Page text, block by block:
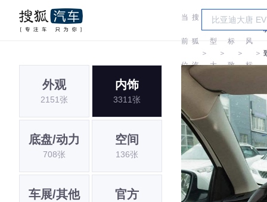
当
前
位
搜
狐
汽
车
＞
车
型
大
全
＞
标
致
＞
东
风
标
＞
外观
2151张
内饰
3311张
底盘/动力
708张
空间
136张
车展/其他 官方